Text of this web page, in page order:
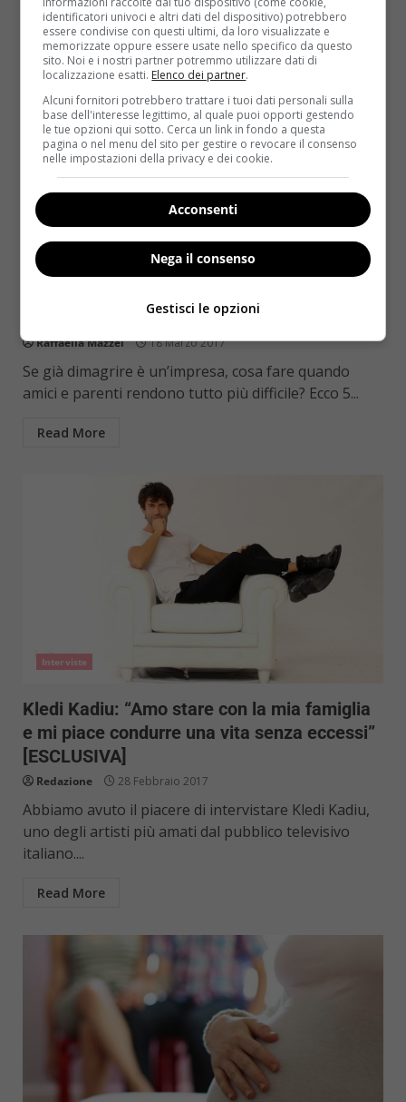
Read More
Diete
mettono i bastoni tra le ruote
Raffaella Mazzei 18 Marzo 2017
Se già dimagrire è un’impresa, cosa fare quando
amici e parenti rendono tutto più difficile? Ecco 5...
Read More
Interviste
Kledi Kadiu: “Amo stare con la mia famiglia
e mi piace condurre una vita senza eccessi”
[ESCLUSIVA]
Redazione 28 Febbraio 2017
Abbiamo avuto il piacere di intervistare Kledi Kadiu,
uno degli artisti più amati dal pubblico televisivo
italiano....
Read More
identificatori univoci e altri dati del dispositivo) potrebbero
essere condivise con questi ultimi, da loro visualizzate e
memorizzate oppure essere usate nello specifico da questo
sito. Noi e i nostri partner potremmo utilizzare dati di
localizzazione esatti. Elenco dei partner.
Alcuni fornitori potrebbero trattare i tuoi dati personali sulla
base dell'interesse legittimo, al quale puoi opporti gestendo
le tue opzioni qui sotto. Cerca un link in fondo a questa
pagina o nel menu del sito per gestire o revocare il consenso
nelle impostazioni della privacy e dei cookie.
Acconsenti
Nega il consenso
Gestisci le opzioni